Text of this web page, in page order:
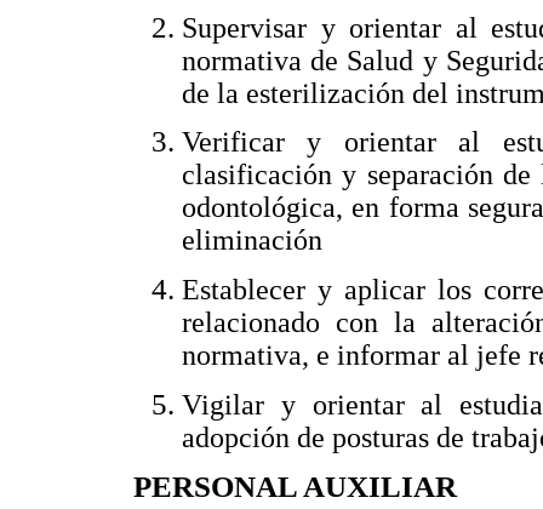
Supervisar y orientar al
normativa de Salud y
de la esterilización del
Verificar y orientar al
clasificación y separación de
odontológica, en forma
eliminación
Establecer y aplicar los
relacionado con la
normativa, e informar al jefe
Vigilar y orientar al
adopción de posturas de
PERSONAL AUXILIAR